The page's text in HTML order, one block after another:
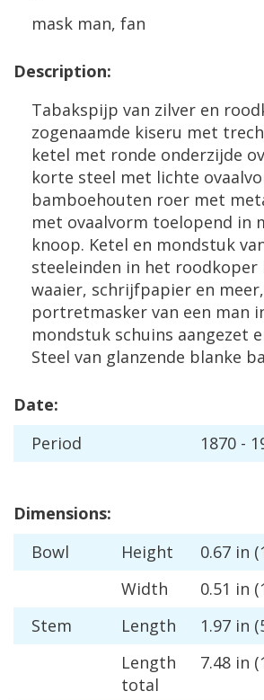
mask man, fan
Description:
Tabakspijp van zilver en
zogenaamde kiseru met
ketel met ronde onderzijde
korte steel met lichte
bamboehouten roer met
met ovaalvorm toelopend in
knoop. Ketel en mondstuk
steeleinden in het roodkoper
waaier, schrijfpapier en meer,
portretmasker van een man
mondstuk schuins aangezet
Steel van glanzende blanke
Date:
Period
1870 -
Dimensions:
Bowl
Height 0.67 in (
Width
0.51 in (
Stem
Length 1.97 in (
Length
total
7.48 in (